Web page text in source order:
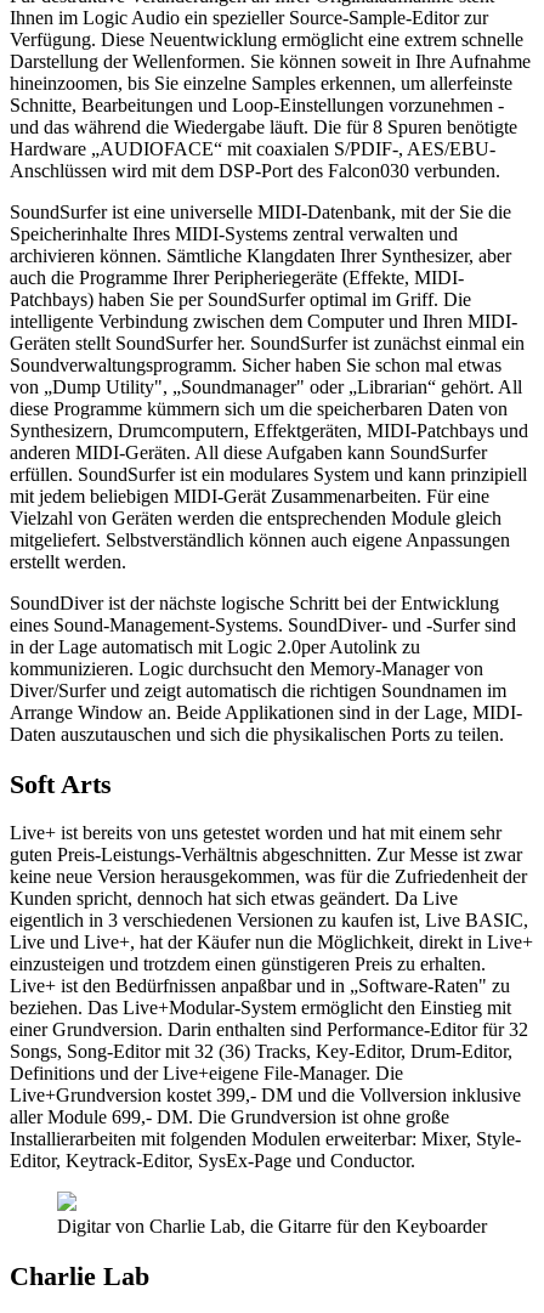
Ihnen im Logic Audio ein spezieller Source-Sample-Editor zur
Verfügung. Diese Neuentwicklung ermöglicht eine extrem schnelle
Darstellung der Wellenformen. Sie können soweit in Ihre Aufnahme
hineinzoomen, bis Sie einzelne Samples erkennen, um allerfeinste
Schnitte, Bearbeitungen und Loop-Einstellungen vorzunehmen -
und das während die Wiedergabe läuft. Die für 8 Spuren benötigte
Hardware „AUDIOFACE“ mit coaxialen S/PDIF-, AES/EBU-
Anschlüssen wird mit dem DSP-Port des Falcon030 verbunden.
SoundSurfer ist eine universelle MIDI-Datenbank, mit der Sie die
Speicherinhalte Ihres MIDI-Systems zentral verwalten und
archivieren können. Sämtliche Klangdaten Ihrer Synthesizer, aber
auch die Programme Ihrer Peripheriegeräte (Effekte, MIDI-
Patchbays) haben Sie per SoundSurfer optimal im Griff. Die
intelligente Verbindung zwischen dem Computer und Ihren MIDI-
Geräten stellt SoundSurfer her. SoundSurfer ist zunächst einmal ein
Soundverwaltungsprogramm. Sicher haben Sie schon mal etwas
von „Dump Utility", „Soundmanager" oder „Librarian“ gehört. All
diese Programme kümmern sich um die speicherbaren Daten von
Synthesizern, Drumcomputern, Effektgeräten, MIDI-Patchbays und
anderen MIDI-Geräten. All diese Aufgaben kann SoundSurfer
erfüllen. SoundSurfer ist ein modulares System und kann prinzipiell
mit jedem beliebigen MIDI-Gerät Zusammenarbeiten. Für eine
Vielzahl von Geräten werden die entsprechenden Module gleich
mitgeliefert. Selbstverständlich können auch eigene Anpassungen
erstellt werden.
SoundDiver ist der nächste logische Schritt bei der Entwicklung
eines Sound-Management-Systems. SoundDiver- und -Surfer sind
in der Lage automatisch mit Logic 2.0per Autolink zu
kommunizieren. Logic durchsucht den Memory-Manager von
Diver/Surfer und zeigt automatisch die richtigen Soundnamen im
Arrange Window an. Beide Applikationen sind in der Lage, MIDI-
Daten auszutauschen und sich die physikalischen Ports zu teilen.
Soft Arts
Live+ ist bereits von uns getestet worden und hat mit einem sehr
guten Preis-Leistungs-Verhältnis abgeschnitten. Zur Messe ist zwar
keine neue Version herausgekommen, was für die Zufriedenheit der
Kunden spricht, dennoch hat sich etwas geändert. Da Live
eigentlich in 3 verschiedenen Versionen zu kaufen ist, Live BASIC,
Live und Live+, hat der Käufer nun die Möglichkeit, direkt in Live+
einzusteigen und trotzdem einen günstigeren Preis zu erhalten.
Live+ ist den Bedürfnissen anpaßbar und in „Software-Raten" zu
beziehen. Das Live+Modular-System ermöglicht den Einstieg mit
einer Grundversion. Darin enthalten sind Performance-Editor für 32
Songs, Song-Editor mit 32 (36) Tracks, Key-Editor, Drum-Editor,
Definitions und der Live+eigene File-Manager. Die
Live+Grundversion kostet 399,- DM und die Vollversion inklusive
aller Module 699,- DM. Die Grundversion ist ohne große
Installierarbeiten mit folgenden Modulen erweiterbar: Mixer, Style-
Editor, Keytrack-Editor, SysEx-Page und Conductor.
Digitar von Charlie Lab, die Gitarre für den Keyboarder
Charlie Lab